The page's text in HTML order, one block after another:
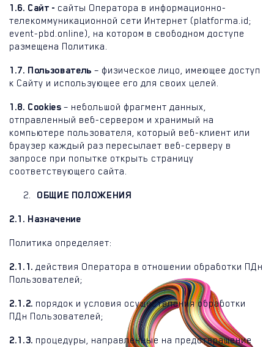
1.6. Сайт - сайты Оператора в информационно-
телекоммуникационной сети Интернет (platforma.id;
event-pbd.online), на котором в свободном доступе
размещена Политика.
1.7. Пользователь – физическое лицо, имеющее доступ
к Сайту и использующее его для своих целей.
1.8. Cookies– небольшой фрагмент данных,
отправленный веб-сервером и хранимый на
компьютере пользователя, который веб-клиент или
браузер каждый раз пересылает веб-серверу в
запросе при попытке открыть страницу
соответствующего сайта.
ОБЩИЕ ПОЛОЖЕНИЯ
2.1. Назначение
Политика определяет:
2.1.1.действия Оператора в отношении обработки ПДн
Пользователей;
2.1.2. порядок и условия осуществления обработки
ПДн Пользователей;
2.1.3. процедуры, направленные на предотвращение